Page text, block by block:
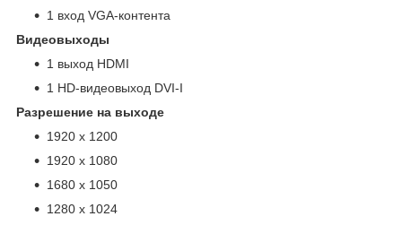
1 вход VGA-контента
Видеовыходы
1 выход HDMI
1 HD-видеовыход DVI-I
Разрешение на выходе
1920 x 1200
1920 x 1080
1680 x 1050
1280 x 1024